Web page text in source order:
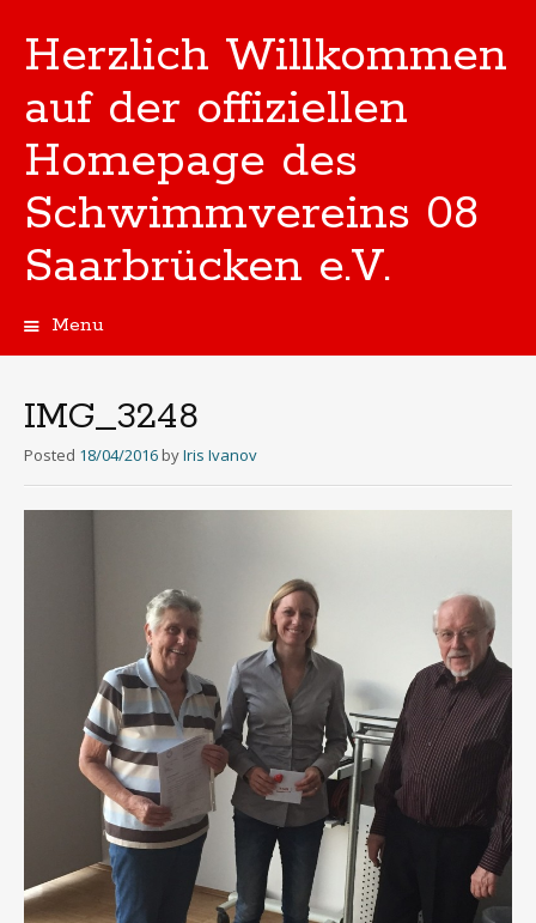
Herzlich Willkommen
auf der offiziellen
Homepage des
Schwimmvereins 08
Saarbrücken e.V.
Menu
IMG_3248
Posted 18/04/2016 byIris Ivanov